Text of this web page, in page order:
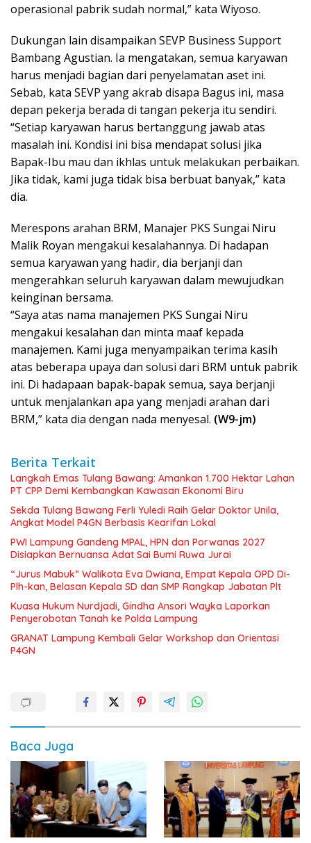
operasional pabrik sudah normal,” kata Wiyoso.
Dukungan lain disampaikan SEVP Business Support
Bambang Agustian. Ia mengatakan, semua karyawan
harus menjadi bagian dari penyelamatan aset ini.
Sebab, kata SEVP yang akrab disapa Bagus ini, masa
depan pekerja berada di tangan pekerja itu sendiri.
“Setiap karyawan harus bertanggung jawab atas
masalah ini. Kondisi ini bisa mendapat solusi jika
Bapak-Ibu mau dan ikhlas untuk melakukan perbaikan.
Jika tidak, kami juga tidak bisa berbuat banyak,” kata
dia.
Merespons arahan BRM, Manajer PKS Sungai Niru
Malik Royan mengakui kesalahannya. Di hadapan
semua karyawan yang hadir, dia berjanji dan
mengerahkan seluruh karyawan dalam mewujudkan
keinginan bersama.
“Saya atas nama manajemen PKS Sungai Niru
mengakui kesalahan dan minta maaf kepada
manajemen. Kami juga menyampaikan terima kasih
atas beberapa upaya dan solusi dari BRM untuk pabrik
ini. Di hadapaan bapak-bapak semua, saya berjanji
untuk menjalankan apa yang menjadi arahan dari
BRM,” kata dia dengan nada menyesal. (W9-jm)
Berita Terkait
Langkah Emas Tulang Bawang: Amankan 1.700 Hektar Lahan
PT CPP Demi Kembangkan Kawasan Ekonomi Biru
Sekda Tulang Bawang Ferli Yuledi Raih Gelar Doktor Unila,
Angkat Model P4GN Berbasis Kearifan Lokal
PWI Lampung Gandeng MPAL, HPN dan Porwanas 2027
Disiapkan Bernuansa Adat Sai Bumi Ruwa Jurai
“Jurus Mabuk” Walikota Eva Dwiana, Empat Kepala OPD Di-
Plh-kan, Belasan Kepala SD dan SMP Rangkap Jabatan Plt
Kuasa Hukum Nurdjadi, Gindha Ansori Wayka Laporkan
Penyerobotan Tanah ke Polda Lampung
GRANAT Lampung Kembali Gelar Workshop dan Orientasi
P4GN
Baca Juga